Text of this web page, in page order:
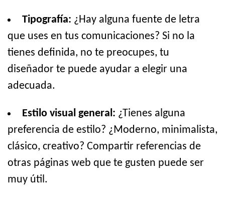
Tipografía: ¿Hay alguna fuente de letra
que uses en tus comunicaciones? Si no la
tienes definida, no te preocupes, tu
diseñador te puede ayudar a elegir una
adecuada.
Estilo visual general: ¿Tienes alguna
preferencia de estilo? ¿Moderno, minimalista,
clásico, creativo? Compartir referencias de
otras páginas web que te gusten puede ser
muy útil.